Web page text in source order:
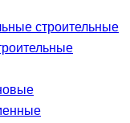
строительные